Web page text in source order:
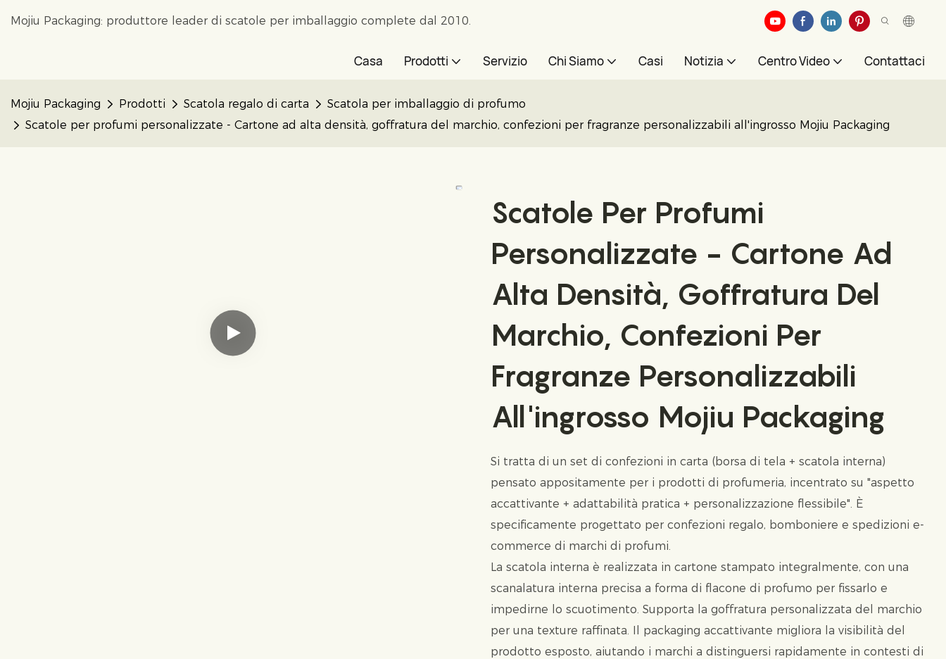
Mojiu Packaging: produttore leader di scatole per imballaggio complete dal 2010.
Casa Prodotti Servizio Chi Siamo Casi Notizia Centro Video Contattaci
Mojiu Packaging Prodotti Scatola regalo di carta
Scatola per imballaggio di profumo
Scatole per profumi personalizzate - Cartone ad alta densità, goffratura del marchio, confezioni per fragranze personalizzabili all'ingrosso Mojiu Packaging
Scatole Per Profumi
Personalizzate - Cartone Ad
Alta Densità, Goffratura Del
Marchio, Confezioni Per
Fragranze Personalizzabili
All'ingrosso Mojiu Packaging
Si tratta di un set di confezioni in carta (borsa di tela + scatola interna)
pensato appositamente per i prodotti di profumeria, incentrato su "aspetto
accattivante + adattabilità pratica + personalizzazione flessibile". È
specificamente progettato per confezioni regalo, bomboniere e spedizioni e-
commerce di marchi di profumi.
La scatola interna è realizzata in cartone stampato integralmente, con una
scanalatura interna precisa a forma di flacone di profumo per fissarlo e
impedirne lo scuotimento. Supporta la goffratura personalizzata del marchio
per una texture raffinata. Il packaging accattivante migliora la visibilità del
prodotto esposto, aiutando i marchi a distinguersi rapidamente in contesti di